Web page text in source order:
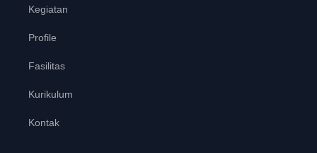
Kegiatan
Profile
Fasilitas
Kurikulum
Kontak